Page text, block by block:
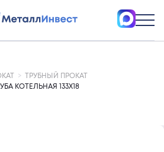
ТРУБНЫЙ ПРОКАТ
КОТЕЛЬНАЯ 133Х18